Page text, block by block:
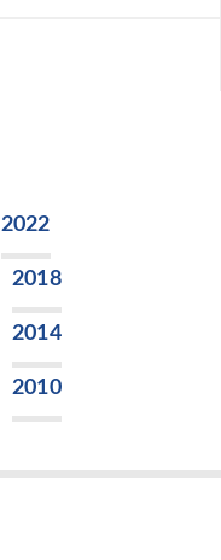
2022
2018
2014
2010